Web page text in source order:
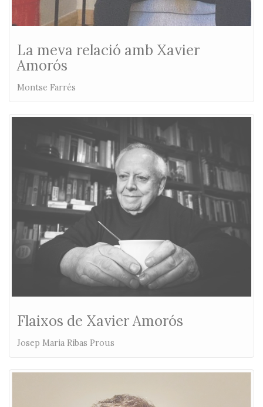
La meva relació amb Xavier
Amorós
Montse Farrés
Flaixos de Xavier Amorós
Josep Maria Ribas Prous